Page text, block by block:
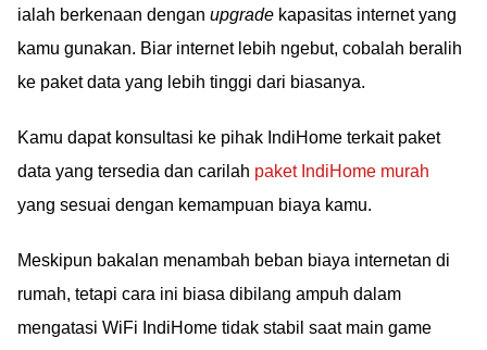
ialah berkenaan dengan upgrade kapasitas internet yang
kamu gunakan. Biar internet lebih ngebut, cobalah beralih
ke paket data yang lebih tinggi dari biasanya.
Kamu dapat konsultasi ke pihak IndiHome terkait paket
data yang tersedia dan carilah paket IndiHome murah
yang sesuai dengan kemampuan biaya kamu.
Meskipun bakalan menambah beban biaya internetan di
rumah, tetapi cara ini biasa dibilang ampuh dalam
mengatasi WiFi IndiHome tidak stabil saat main game